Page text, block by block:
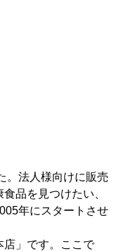
。法人様向けに販売
品を見つけたい、
年にスタートさせ
店」です。ここで